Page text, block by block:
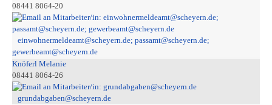
08441 8064-20
einwohnermeldeamt@scheyern.de; passamt@scheyern.de;
gewerbeamt@scheyern.de
Knöferl Melanie
08441 8064-26
grundabgaben@scheyern.de